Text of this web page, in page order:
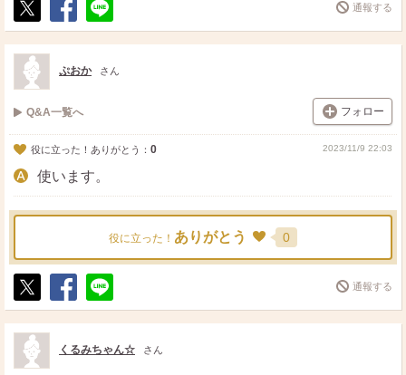
ポ
ス
ト
シ
ェ
送
る
通報する
ぷおか さん
Q&A一覧へ フォロー
役に立った！ありがとう： 0 2023/11/9 22:03
使います。
役に立った！ ありがとう 0
ポ
ス
ト
シ
ェ
送
る
通報する
くるみちゃん☆ さん